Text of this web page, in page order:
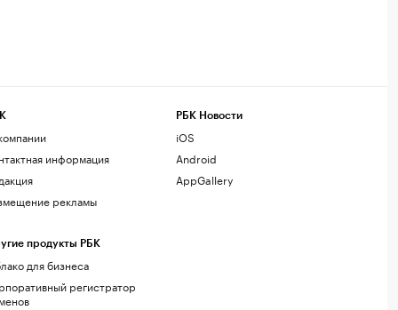
информация
рекламы
продукты РБК
для бизнеса
регистратор
РБК Новости
iOS
Android
AppGallery